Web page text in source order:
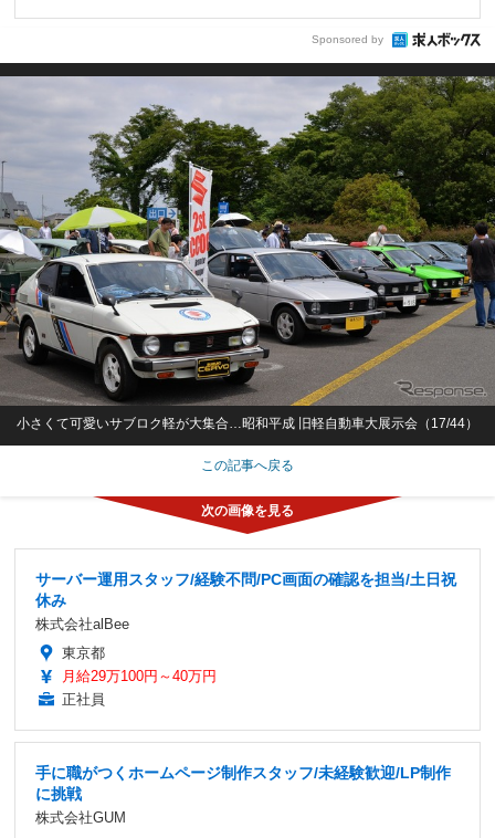
Sponsored by
小さくて可愛いサブロク軽が大集合…昭和平成 旧軽自動車大展示会（17/44）
この記事へ戻る
サーバー運用スタッフ/経験不問/PC画面の確認を担当/土日祝
休み
株式会社alBee
東京都
月給29万100円～40万円
正社員
手に職がつくホームページ制作スタッフ/未経験歓迎/LP制作
に挑戦
株式会社GUM